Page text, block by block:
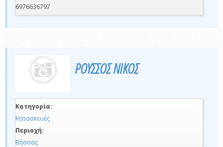
6976636797
ΡΟΥΣΣΟΣ ΝΙΚΟΣ
Κατηγορία:
Κατασκευές
Περιοχή:
Βήσσας